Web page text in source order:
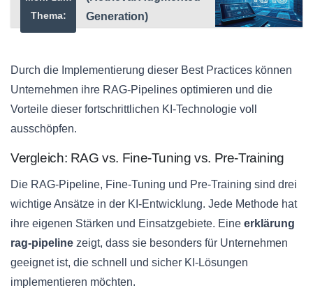
Thema:
Generation)
Durch die Implementierung dieser Best Practices können
Unternehmen ihre RAG-Pipelines optimieren und die
Vorteile dieser fortschrittlichen KI-Technologie voll
ausschöpfen.
Vergleich: RAG vs. Fine-Tuning vs. Pre-Training
Die RAG-Pipeline, Fine-Tuning und Pre-Training sind drei
wichtige Ansätze in der KI-Entwicklung. Jede Methode hat
ihre eigenen Stärken und Einsatzgebiete. Eine erklärung
rag-pipeline zeigt, dass sie besonders für Unternehmen
geeignet ist, die schnell und sicher KI-Lösungen
implementieren möchten.